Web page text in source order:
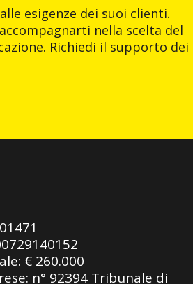
esigenze dei suoi clienti.
nella scelta del
Richiedi il supporto dei
€ 260.000
n° 92394 Tribunale di